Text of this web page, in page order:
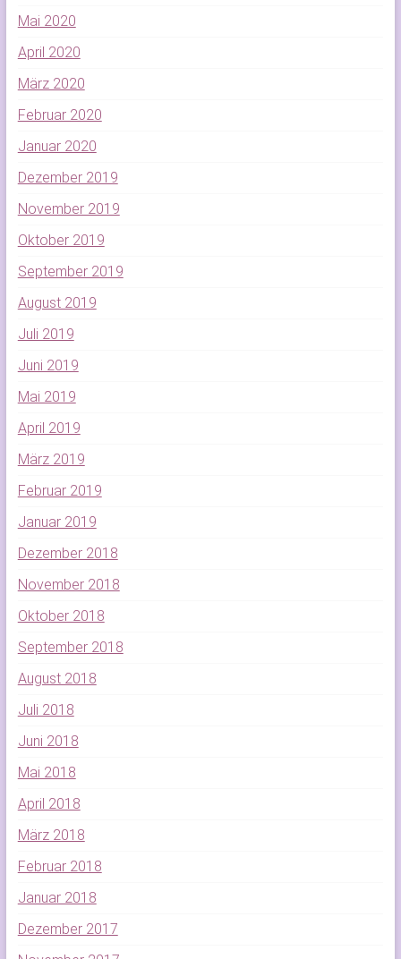
Mai 2020
April 2020
März 2020
Februar 2020
Januar 2020
Dezember 2019
November 2019
Oktober 2019
September 2019
August 2019
Juli 2019
Juni 2019
Mai 2019
April 2019
März 2019
Februar 2019
Januar 2019
Dezember 2018
November 2018
Oktober 2018
September 2018
August 2018
Juli 2018
Juni 2018
Mai 2018
April 2018
März 2018
Februar 2018
Januar 2018
Dezember 2017